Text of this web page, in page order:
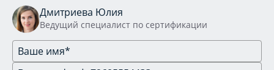
Дмитриева Юлия
Ведущий специалист по сертификации